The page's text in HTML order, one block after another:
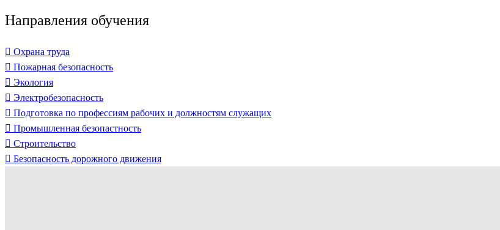
Направления обучения
Охрана труда
Пожарная безопасность
Экология
Электробезопасность
Подготовка по профессиям рабочих и должностям служащих
Промышленная безопастность
Строительство
Безопасность дорожного движения